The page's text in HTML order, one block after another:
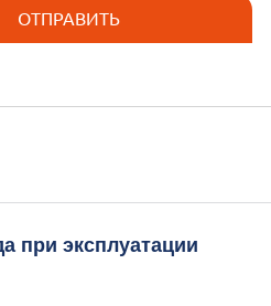
при эксплуатации